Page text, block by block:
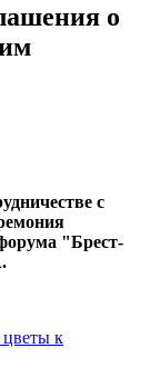
о
с
"Брест-
цветы к